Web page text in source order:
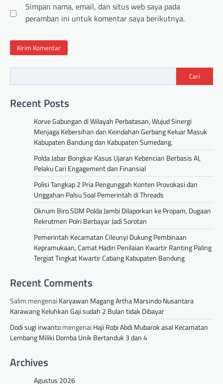
Simpan nama, email, dan situs web saya pada
peramban ini untuk komentar saya berikutnya.
Cari
Recent Posts
Korve Gabungan di Wilayah Perbatasan, Wujud Sinergi
Menjaga Kebersihan dan Keindahan Gerbang Keluar Masuk
Kabupaten Bandung dan Kabupaten Sumedang.
Polda Jabar Bongkar Kasus Ujaran Kebencian Berbasis AI,
Pelaku Cari Engagement dan Finansial
Polisi Tangkap 2 Pria Pengunggah Konten Provokasi dan
Unggahan Palsu Soal Pemerintah di Threads
Oknum Biro SDM Polda Jambi Dilaporkan ke Propam, Dugaan
Rekrutmen Polri Berbayar Jadi Sorotan
Pemerintah Kecamatan Cileunyi Dukung Pembinaan
Kepramukaan, Camat Hadiri Penilaian Kwartir Ranting Paling
Tergiat Tingkat Kwartir Cabang Kabupaten Bandung
Recent Comments
Salim mengenai Karyawan Magang Artha Marsindo Nusantara
Karawang Keluhkan Gaji sudah 2 Bulan tidak Dibayar
Dodi sugi irwantomengenai Haji Robi Abdi Mubarok asal Kecamatan
Lembang Miliki Domba Unik Bertanduk 3 dan 4
Archives
Agustus 2026